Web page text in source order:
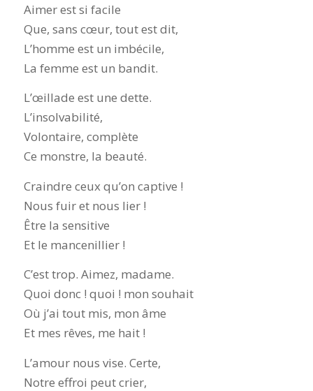
Aimer est si facile
Que, sans cœur, tout est dit,
L’homme est un imbécile,
La femme est un bandit.
L’œillade est une dette.
L’insolvabilité,
Volontaire, complète
Ce monstre, la beauté.
Craindre ceux qu’on captive !
Nous fuir et nous lier !
Être la sensitive
Et le mancenillier !
C’est trop. Aimez, madame.
Quoi donc ! quoi ! mon souhait
Où j’ai tout mis, mon âme
Et mes rêves, me hait !
L’amour nous vise. Certe,
Notre effroi peut crier,